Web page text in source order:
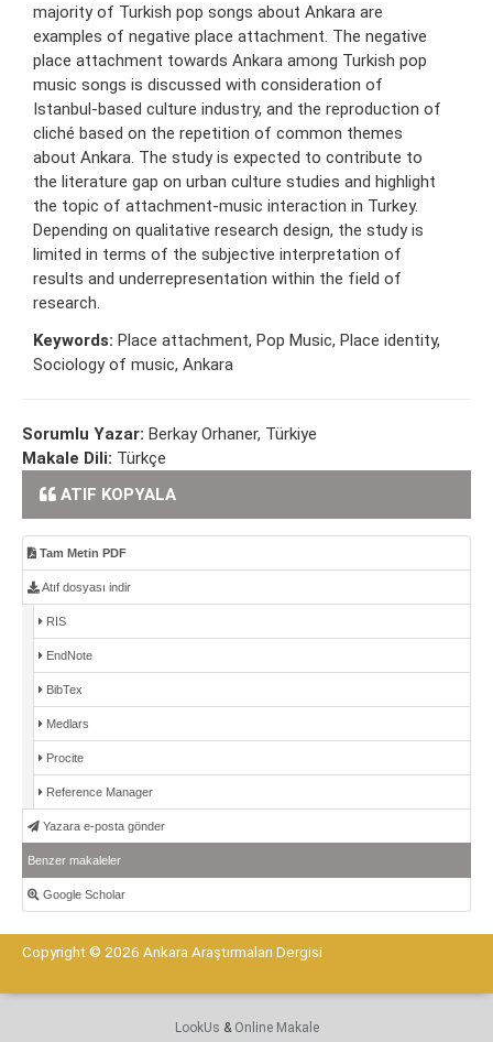
majority of Turkish pop songs about Ankara are
examples of negative place attachment. The negative
place attachment towards Ankara among Turkish pop
music songs is discussed with consideration of
Istanbul-based culture industry, and the reproduction of
cliché based on the repetition of common themes
about Ankara. The study is expected to contribute to
the literature gap on urban culture studies and highlight
the topic of attachment-music interaction in Turkey.
Depending on qualitative research design, the study is
limited in terms of the subjective interpretation of
results and underrepresentation within the field of
research.
Keywords: Place attachment, Pop Music, Place identity,
Sociology of music, Ankara
Sorumlu Yazar: Berkay Orhaner, Türkiye
Makale Dili: Türkçe
ATIF KOPYALA
Tam Metin PDF
Atıf dosyası indir
RIS
EndNote
BibTex
Medlars
Procite
Reference Manager
Yazara e-posta gönder
Benzer makaleler
Google Scholar
Copyright © 2026 Ankara Araştırmaları Dergisi
LookUs & Online Makale